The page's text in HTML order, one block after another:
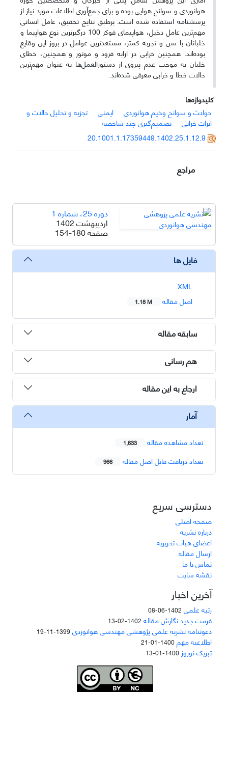
هوانوردی و سوانح هوایی بوده و برای جمع‌آوری اطلاعات مورد نیاز از
پرسشنامه استفاده شده است. برطبق نتایج تحقیق، عامل انسانی
مهم‌ترین عامل دخیل، هواپیمای فوکر 100 درگیرترین نوع هواپیما و
خلبانان با سن و تجربه کمتر، مستعدترین عوامل در بروز این وقایع
بوده‌اند. همچنین خرابی در ارابه فرود و موتور و همچنین، خطای
خلبان به موجب عدم پیروی از دستورالعمل‌ها به عنوان مهم‌ترین
حالات خطا و خرابی معرفی شده‌اند.
کلیدواژه‌ها
حوادث و سوانح وخیم هوانوردی
ایمنی
تجزیه و تحلیل حالات و
اثرات خرابی
تصمیم‌گیری چند شاخصه
20.1001.1.17359449.1402.25.1.12.9
مراجع
دوره 25، شماره 1
اردیبهشت 1402
صفحه154-180
فایل ها
XML
اصل مقاله
1.18 M
سابقه مقاله
هم رسانی
ارجاع به این مقاله
آمار
تعداد مشاهده مقاله 1,633
تعداد دریافت فایل اصل مقاله 966
دسترسی سریع
صفحه اصلی
درباره نشریه
اعضای هیات تحریریه
ارسال مقاله
تماس با ما
نقشه سایت
آخرین اخبار
رتبه علمی 1402-06-08
فرمت جدید نگارش مقاله 1402-02-13
دعوتنامه نشریه علمی پژوهشی مهندسی هوانوردی1399-11-19
اطلاعیه مهم1400-01-21
تبریک نوروز 1400-01-13